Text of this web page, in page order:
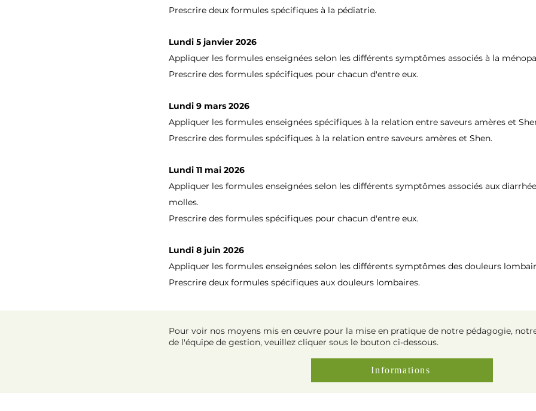
Prescrire deux formules spécifiques à la pédiatrie.
Lundi 5 janvier 2026
Appliquer les formules enseignées selon les différents symptômes associés à la
Prescrire des formules spécifiques pour chacun d'entre eux.
Lundi 9 mars 2026
Appliquer les formules enseignées spécifiques à la relation entre saveurs amères et
Prescrire des formules spécifiques à la relation entre saveurs amères et Shen.
Lundi 11 mai 2026
Appliquer les formules enseignées selon les différents symptômes associés aux
molles.
Prescrire des formules spécifiques pour chacun d'entre eux.
Lundi 8 juin 2026
Appliquer les formules enseignées selon les différents symptômes des douleurs
Prescrire deux formules spécifiques aux douleurs lombaires.
Pour voir nos moyens mis en œuvre pour la mise en pratique de notre pédagogie,
de l'équipe de gestion, veuillez cliquer sous le bouton ci-dessous.
Informations